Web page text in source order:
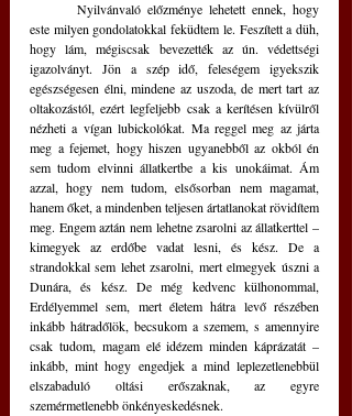
este milyen gondolatokkal feküdtem le. Feszített a düh,
hogy lám, mégiscsak bevezették az ún. védettségi
igazolványt. Jön a szép idő, feleségem igyekszik
egészségesen élni, mindene az uszoda, de mert tart az
oltakozástól, ezért legfeljebb csak a kerítésen kívülről
nézheti a vígan lubickolókat. Ma reggel meg az járta
meg a fejemet, hogy hiszen ugyanebből az okból én
sem tudom elvinni állatkertbe a kis unokáimat. Ám
azzal, hogy nem tudom, elsősorban nem magamat,
hanem őket, a mindenben teljesen ártatlanokat rövidítem
meg. Engem aztán nem lehetne zsarolni az állatkerttel –
kimegyek az erdőbe vadat lesni, és kész. De a
strandokkal sem lehet zsarolni, mert elmegyek úszni a
Dunára, és kész. De még kedvenc külhonommal,
Erdélyemmel sem, mert életem hátra levő részében
inkább hátradőlök, becsukom a szemem, s amennyire
csak tudom, magam elé idézem minden káprázatát –
inkább, mint hogy engedjek a mind leplezetlenebbül
elszabaduló oltási erőszaknak, az egyre
szemérmetlenebb önkényeskedésnek.